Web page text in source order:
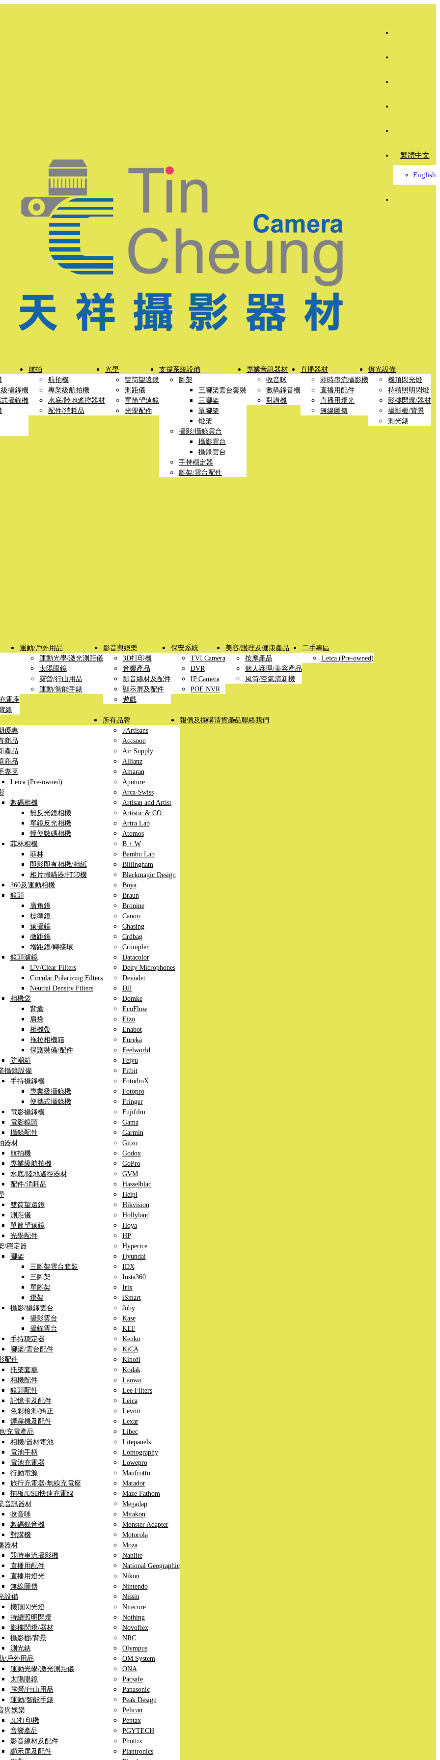
繁體中文
English
攝錄機
攝錄機
航拍
航拍機
專業級航拍機
水底/陸地遙控器材
配件/消耗品
光學
雙筒望遠鏡
測距儀
單筒望遠鏡
光學配件
支撐系統設備
腳架
三腳架雲台套裝
三腳架
單腳架
燈架
攝影/攝錄雲台
攝影雲台
攝錄雲台
手持穩定器
腳架/雲台配件
專業音訊器材
收音咪
數碼錄音機
對講機
直播器材
即時串流攝影機
直播用配件
直播用燈光
無線圖傳
燈光設備
機頂閃光燈
持續照明閃燈
影樓閃燈/器材
攝影棚/背景
測光錶
電座
線
運動/戶外用品
運動光學/激光測距儀
太陽眼鏡
露營/行山用品
運動/智能手錶
影音與娛樂
3D打印機
音響產品
影音線材及配件
顯示屏及配件
遊戲
保安系統
TVI Camera
DVR
IP Camera
POE NVR
美容/護理及健康產品
按摩產品
個人護理/美容產品
風筒/空氣清新機
二手專區
Leica (Pre-owned)
優惠
商品
產品
商品
專區
Leica (Pre-owned)
數碼相機
無反光鏡相機
單鏡反光相機
輕便數碼相機
菲林相機
菲林
即影即有相機/相紙
相片掃瞄器/打印機
360及運動相機
鏡頭
廣角鏡
標準鏡
遠攝鏡
微距鏡
增距鏡/轉接環
鏡頭濾鏡
UV/Clear Filters
Circular Polarizing Filters
Neutral Density Filters
相機袋
背囊
肩袋
相機帶
拖拉相機箱
保護裝備/配件
防潮箱
攝錄設備
手持攝錄機
專業級攝錄機
便攜式攝錄機
電影攝錄機
電影鏡頭
攝錄配件
器材
航拍機
專業級航拍機
水底/陸地遙控器材
配件/消耗品
雙筒望遠鏡
測距儀
單筒望遠鏡
光學配件
/穩定器
腳架
三腳架雲台套裝
三腳架
單腳架
燈架
攝影/攝錄雲台
攝影雲台
攝錄雲台
手持穩定器
腳架/雲台配件
配件
托架套籠
相機配件
鏡頭配件
記憶卡及配件
色彩檢測/矯正
煙霧機及配件
/充電產品
相機/器材電池
電池手柄
電池充電器
行動電源
旅行充電器/無線充電座
拖板/USB快速充電線
音訊器材
收音咪
數碼錄音機
對講機
器材
即時串流攝影機
直播用配件
直播用燈光
無線圖傳
設備
機頂閃光燈
持續照明閃燈
影樓閃燈/器材
攝影棚/背景
測光錶
/戶外用品
運動光學/激光測距儀
太陽眼鏡
露營/行山用品
運動/智能手錶
與娛樂
3D打印機
音響產品
影音線材及配件
顯示屏及配件
所有品牌
7Artisans
Accsoon
Air Supply
Allianz
Amaran
Aputure
Arca-Swiss
Artisan and Artist
Artistic & CO.
Artra Lab
Atomos
B + W
Bambu Lab
Billingham
Blackmagic Design
Boya
Braun
Bronine
Canon
Chasing
Crdbag
Crumpler
Datacolor
Deity Microphones
Devialet
DJI
Domke
EcoFlow
Eizo
Enabot
Eureka
Feelworld
Feiyu
Fitbit
FotodioX
Fotopro
Fringer
Fujifilm
Gama
Garmin
Gitzo
Godox
GoPro
GVM
Hasselblad
Heipi
Hikvision
Hollyland
Hoya
HP
Hyperice
Hyundai
IDX
Insta360
Irix
iSmart
Joby
Kase
KEF
Kenko
KiCA
Kinofi
Kodak
Laowa
Lee Filters
Leica
Levoit
Lexar
Libec
Litepanels
Lomography
Lowepro
Manfrotto
Matador
Maze Fathom
Megadap
Mitakon
Monster Adapter
Motorola
Moza
Nanlite
National Geographic
Nikon
Nintendo
Nissin
Nitecore
Nothing
Novoflex
NRC
Olympus
OM System
ONA
Pacsafe
Panasonic
Peak Design
Pelican
Pentax
PGYTECH
Phottix
Plantronics
報價及採購清貨產品聯絡我們